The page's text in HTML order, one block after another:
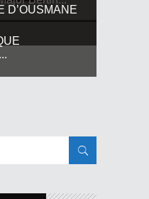
D’OUSMANE